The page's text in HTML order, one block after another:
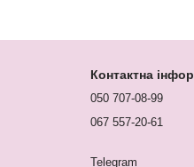
Контактна
050 707-08-99
067 557-20-61
Telegram